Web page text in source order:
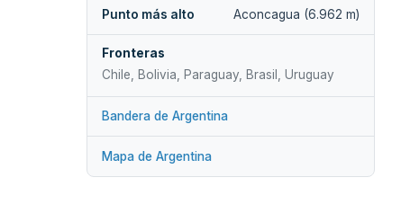
Punto más alto Aconcagua (6.962 m)
Fronteras
Chile, Bolivia, Paraguay, Brasil, Uruguay
Bandera de Argentina
Mapa de Argentina